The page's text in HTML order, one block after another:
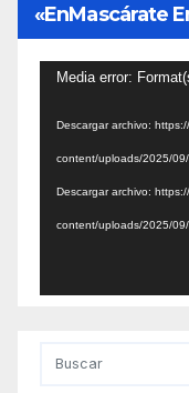
«EnMascárate
Reproductor
Media error:
Descargar archivo:
content/uploads/2025/
Descargar archivo:
content/uploads/2025/